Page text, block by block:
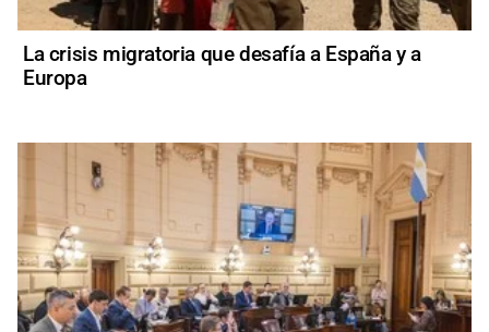
La crisis migratoria que desafía a España y a
Europa